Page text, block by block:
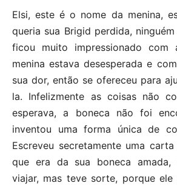
Elsi, este é o nome da menina,
queria sua Brigid perdida,
ficou muito impressionado
menina estava desesperada e
sua dor, então se ofereceu para
la. Infelizmente as coisas não
esperava, a boneca não foi
inventou uma forma única de
Escreveu secretamente uma
que era da sua boneca amada,
viajar, mas teve sorte, porque